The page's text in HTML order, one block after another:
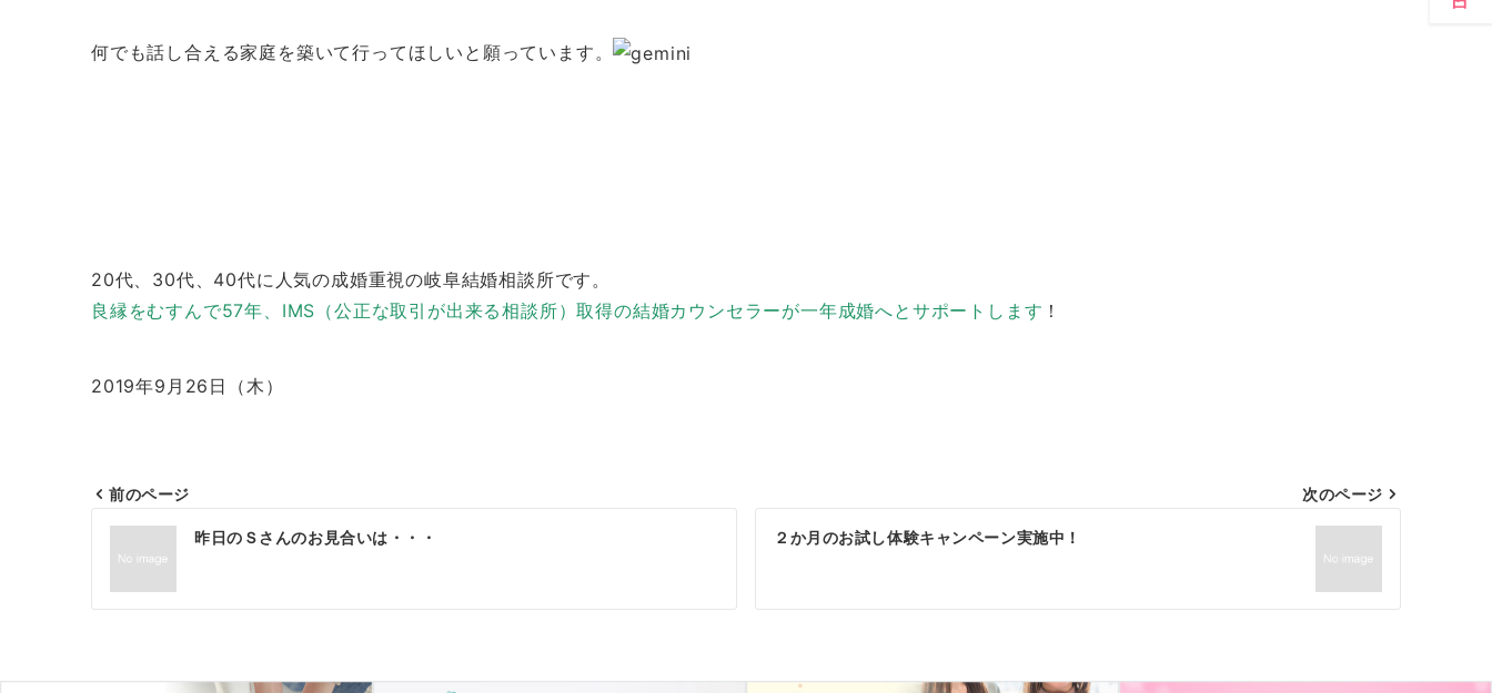
何でも話し合える家庭を築いて行ってほしいと願っています。
20代、30代、40代に人気の成婚重視の岐阜結婚相談所です。
良縁をむすんで57年、IMS（公正な取引が出来る相談所）取得の結婚カウンセラーが一年成婚へとサポートします ！
2019年9月26日（木 ）
投
ナ
ゲ
前のページ
昨日のＳさんのお見合いは・・・
次のページ
２か月のお試し体験キャンペーン実施中！